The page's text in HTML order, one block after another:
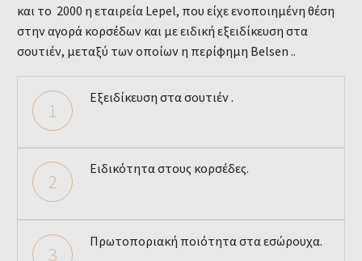
και το 2000 η εταιρεία Lepel, που είχε ενοποιημένη θέση
στην αγορά κορσέδων και με ειδική εξειδίκευση στα
σουτιέν, μεταξύ των οποίων η περίφημη Belsen ..
1
Εξειδίκευση στα σουτιέν .
2
Ειδικότητα στους κορσέδες.
3
Πρωτοποριακή ποιότητα στα εσώρουχα.